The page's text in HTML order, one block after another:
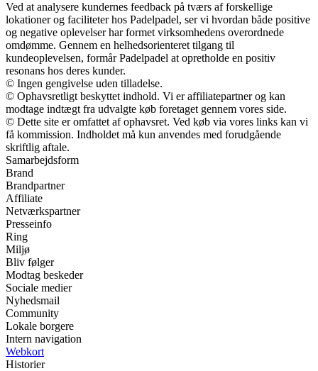
Ved at analysere kundernes feedback på tværs af forskellige
lokationer og faciliteter hos Padelpadel, ser vi hvordan både positive
og negative oplevelser har formet virksomhedens overordnede
omdømme. Gennem en helhedsorienteret tilgang til
kundeoplevelsen, formår Padelpadel at opretholde en positiv
resonans hos deres kunder.
© Ingen gengivelse uden tilladelse.
© Ophavsretligt beskyttet indhold. Vi er affiliatepartner og kan
modtage indtægt fra udvalgte køb foretaget gennem vores side.
© Dette site er omfattet af ophavsret. Ved køb via vores links kan vi
få kommission. Indholdet må kun anvendes med forudgående
skriftlig aftale.
Samarbejdsform
Brand
Brandpartner
Affiliate
Netværkspartner
Presseinfo
Ring
Miljø
Bliv følger
Modtag beskeder
Sociale medier
Nyhedsmail
Community
Lokale borgere
Intern navigation
Webkort
Historier